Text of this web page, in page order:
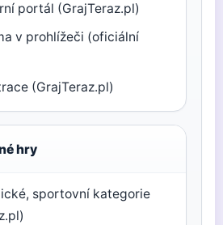
portál (GrajTeraz.pl)
v prohlížeči (oficiální
(GrajTeraz.pl)
hry
sportovní kategorie